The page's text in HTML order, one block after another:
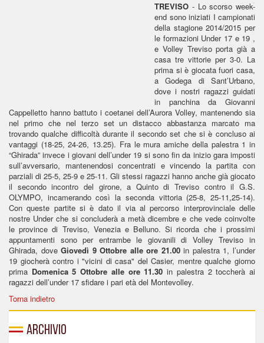
TREVISO - Lo scorso week-
end sono iniziati I campionati
della stagione 2014/2015 per
le formazioni Under 17 e 19 ,
e Volley Treviso porta già a
casa tre vittorie per 3-0. La
prima si è giocata fuori casa,
a Godega di Sant’Urbano,
dove i nostri ragazzi guidati
in panchina da Giovanni
Cappelletto hanno battuto i coetanei dell’Aurora Volley, mantenendo sia
nel primo che nel terzo set un distacco abbastanza marcato ma
trovando qualche difficoltà durante il secondo set che si è concluso ai
vantaggi (18-25, 24-26, 13.25). Fra le mura amiche della palestra 1 in
“Ghirada” invece i giovani dell’under 19 si sono fin da inizio gara imposti
sull’avversario, mantenendosi concentrati e vincendo la partita con
parziali di 25-5, 25-9 e 25-11. Gli stessi ragazzi hanno anche già giocato
il secondo incontro del girone, a Quinto di Treviso contro il G.S.
OLYMPO, incamerando così la seconda vittoria (25-8, 25-11,25-14).
Con queste partite si è dato il via al percorso interprovinciale delle
nostre Under che si concluderà a metà dicembre e che vede coinvolte
le province di Treviso, Venezia e Belluno. Si ricorda che i prossimi
appuntamenti sono per entrambe le giovanili di Volley Treviso in
Ghirada, doveGiovedì 9 Ottobre alle ore 21.00in palestra 1, l’under
19 giocherà contro i "vicini di casa" del Casier, mentre qualche giorno
prima Domenica 5 Ottobre alle ore 11.30 in palestra 2 toccherà ai
ragazzi dell’under 17 sfidare i pari età del Montevolley.
Torna indietro
Archivio